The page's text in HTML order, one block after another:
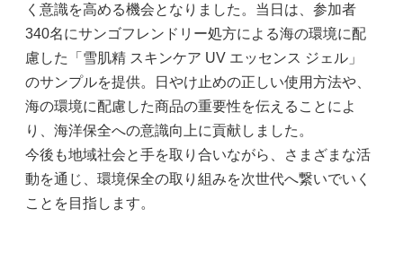
く意識を高める機会となりました。当日は、参加者
340名にサンゴフレンドリー処方による海の環境に配
慮した「雪肌精 スキンケア UV エッセンス ジェル」
のサンプルを提供。日やけ止めの正しい使用方法や、
海の環境に配慮した商品の重要性を伝えることによ
り、海洋保全への意識向上に貢献しました。
今後も地域社会と手を取り合いながら、さまざまな活
動を通じ、環境保全の取り組みを次世代へ繋いでいく
ことを目指します。